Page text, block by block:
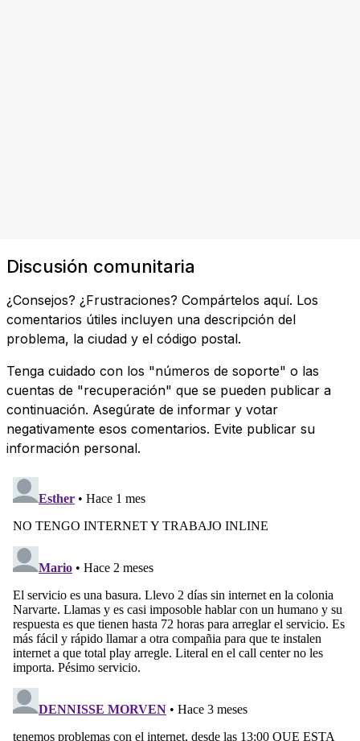
Discusión comunitaria
¿Consejos? ¿Frustraciones? Compártelos aquí. Los
comentarios útiles incluyen una descripción del
problema, la ciudad y el código postal.
Tenga cuidado con los "números de soporte" o las
cuentas de "recuperación" que se pueden publicar a
continuación. Asegúrate de informar y votar
negativamente esos comentarios. Evite publicar su
información personal.